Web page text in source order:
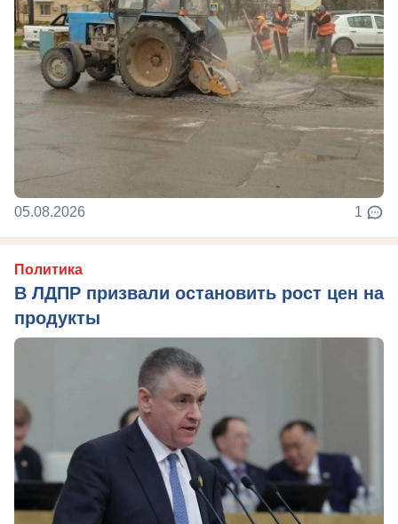
05.08.2026 1
Политика
В ЛДПР призвали остановить рост цен на
продукты